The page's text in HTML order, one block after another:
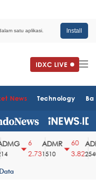
satu aplikasi. Install
News Technology
2.73
ADMR
1510
60
3.822540